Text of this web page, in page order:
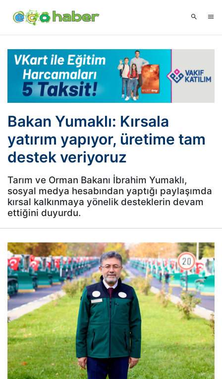
Bakan Yumaklı: Kırsala
yatırım yapıyor, üretime tam
destek veriyoruz
Tarım ve Orman Bakanı İbrahim Yumaklı,
sosyal medya hesabından yaptığı paylaşımda
kırsal kalkınmaya yönelik desteklerin devam
ettiğini duyurdu.